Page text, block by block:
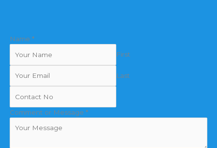
Name *
First
Last
Comment or Message *